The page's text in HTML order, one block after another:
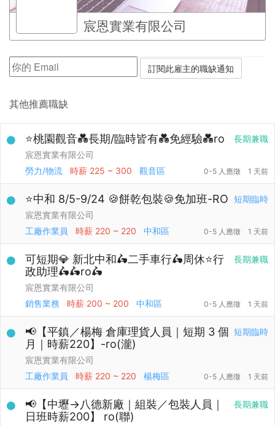
宸恩實業有限公司
其他推薦職缺
長期兼職
⭐桃園觀音💑長期/臨時皆有💑免經驗💑ro
宸恩實業有限公司
勞力/物流
時薪 225 ~ 300 觀音區 0-5 人應徵 1 天前
短期臨時
⭐中和 8/5-9/24 🍪餅乾包裝🍪免加班-RO
宸恩實業有限公司
工廠作業員
時薪 220 ~ 220 中和區 0-5 人應徵 1 天前
長期兼職
可短期💎 新北中和🛵二手車行🛵周休⭐行
政助理🛵🛵ro🛵
宸恩實業有限公司
銷售業務
時薪 200 ~ 200 中和區 0-5 人應徵 1 天前
短期臨時
📢【平鎮／楊梅 倉庫理貨人員｜短期 3 個
月｜時薪220】-ro(瀧)
宸恩實業有限公司
工廠作業員
時薪 220 ~ 220 楊梅區 0-5 人應徵 1 天前
長期兼職
📢【中壢→八德新廠｜組裝／包裝人員｜
日班時薪200】 ro(聯)